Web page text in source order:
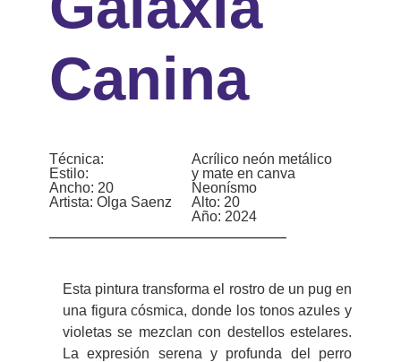
Canina
Técnica:
Estilo:
Ancho: 20
Artista: Olga Saenz
Acrílico neón metálico
y mate en canva
Neonísmo
Alto: 20
Año: 2024
Esta pintura transforma el rostro de un pug en
una figura cósmica, donde los tonos azules y
violetas se mezclan con destellos estelares.
La expresión serena y profunda del perro